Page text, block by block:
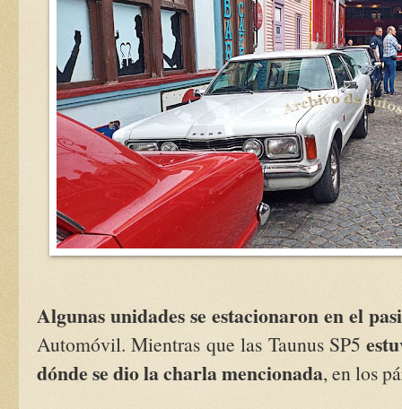
Algunas unidades se estacionaron en el
Automóvil. Mientras que las Taunus SP5
dónde se dio la charla mencionada, en los